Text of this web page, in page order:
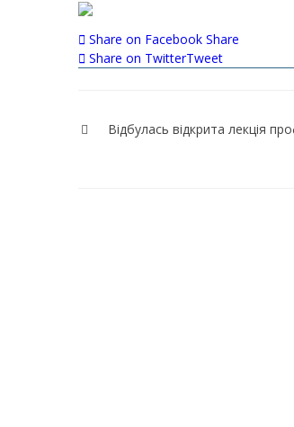
Share on Facebook Share
Share on TwitterTweet
записів
Відбулась відкрита лекція